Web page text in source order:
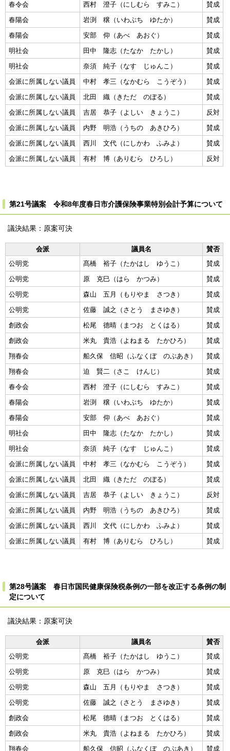
春令会
西村 澄子（にしむら すみこ）
賛成
春陽会
岩渕 穣（いわぶち ゆたか）
賛成
春陽会
安部 仰（あべ あおぐ）
賛成
明社会
田中 隆志（たなか たかし）
賛成
明社会
奈須 純子（なす じゅんこ）
賛成
会派に所属しない議員
中村 孝三（なかむら こうぞう）
賛成
会派に所属しない議員
北田 織（きただ のぼる）
賛成
会派に所属しない議員
吉居 恭子（よしい きょうこ）
反対
会派に所属しない議員
内野 明浩（うちの あきひろ）
賛成
会派に所属しない議員
西川 文代（にしかわ ふみよ）
賛成
会派に所属しない議員
有村 博（ありむら ひろし） 反対
第21号議案 令和8年度春日市介護保険事業特別会計予算について
議決結果：原案可決
会派 議員名
賛否
公明党
髙橋 裕子（たかはし ゆうこ）
賛成
公明党
原 克巳（はら かつみ）
賛成
公明党
森山 五月（もりやま さつき）
賛成
公明党
佐藤 誠之（さとう まさゆき）
賛成
創政会
松尾 德晴（まつお とくはる）
賛成
創政会
米丸 貴浩（よねまる たかひろ）
賛成
翔春会
船久保 信昭（ふなくぼ のぶあき）
賛成
翔春会
迫 賢二（さこ けんじ）
賛成
春令会
西村 澄子（にしむら すみこ）
賛成
春陽会
岩渕 穣（いわぶち ゆたか）
賛成
春陽会
安部 仰（あべ あおぐ）
賛成
明社会
田中 隆志（たなか たかし）
賛成
明社会
奈須 純子（なす じゅんこ）
賛成
会派に所属しない議員
中村 孝三（なかむら こうぞう）
賛成
会派に所属しない議員
北田 織（きただ のぼる）
賛成
会派に所属しない議員
吉居 恭子（よしい きょうこ）
反対
会派に所属しない議員
内野 明浩（うちの あきひろ）
賛成
会派に所属しない議員
西川 文代（にしかわ ふみよ）
賛成
会派に所属しない議員
有村 博（ありむら ひろし） 賛成
第28号議案 春日市国民健康保険税条例の一部を改正する条例の制
定について
議決結果：原案可決
会派 議員名
賛否
公明党
髙橋 裕子（たかはし ゆうこ）
賛成
公明党
原 克巳（はら かつみ）
賛成
公明党
森山 五月（もりやま さつき）
賛成
公明党
佐藤 誠之（さとう まさゆき）
賛成
創政会
松尾 德晴（まつお とくはる）
賛成
創政会
米丸 貴浩（よねまる たかひろ）
賛成
翔春会
船久保 信昭（ふなくぼ のぶあき） 賛成